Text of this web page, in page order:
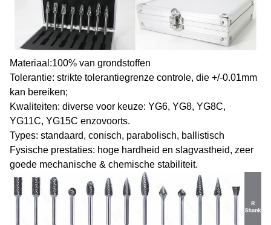
Materiaal:100% van grondstoffen
Tolerantie: strikte tolerantiegrenze controle, die +/-0.01mm
kan bereiken;
Kwaliteiten: diverse voor keuze: YG6, YG8, YG8C,
YG11C, YG15C enzovoorts.
Types: standaard, conisch, parabolisch, ballistisch
Fysische prestaties: hoge hardheid en slagvastheid, zeer
goede mechanische & chemische stabiliteit.